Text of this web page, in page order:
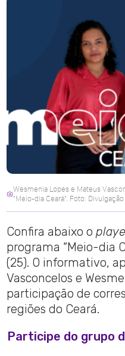
Wesmenia Lopes e Mateus
"Meio-dia Ceará". Foto: Divulgação
Confira abaixo o
programa “Meio-dia
(25). O informativo,
Vasconcelos e
participação de
regiões do Ceará.
Participe do grupo